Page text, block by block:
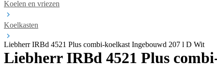
Koelen en vriezen
Koelkasten
Liebherr IRBd 4521 Plus combi-koelkast Ingebouwd 207 l D Wit
Liebherr IRBd 4521 Plus